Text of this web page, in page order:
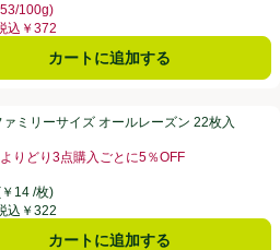
100g)
込￥372
カートに追加する
レーズン 22枚入
点。
ミリーサイズ オールレーズン 22枚入
よりどり3点購入ごとに5％OFF
14 /枚)
込￥322
カートに追加する